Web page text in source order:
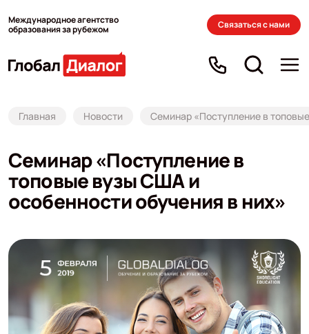
Международное агентство
образования за рубежом
Связаться с нами
Главная Новости Семинар «Поступление в
Семинар «Поступление в
топовые вузы США и
особенности обучения в них»